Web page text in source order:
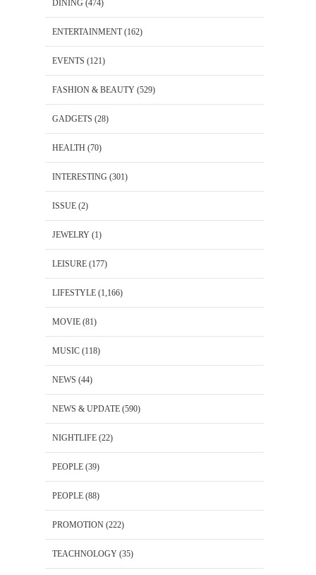
DINING (474)
ENTERTAINMENT(162)
EVENTS (121)
FASHION & BEAUTY (529)
GADGETS (28)
HEALTH (70)
INTERESTING (301)
ISSUE (2)
JEWELRY (1)
LEISURE (177)
LIFESTYLE (1,166)
MOVIE (81)
MUSIC (118)
NEWS (44)
NEWS & UPDATE (590)
NIGHTLIFE (22)
PEOPLE (39)
PEOPLE (88)
PROMOTION (222)
TEACHNOLOGY (35)